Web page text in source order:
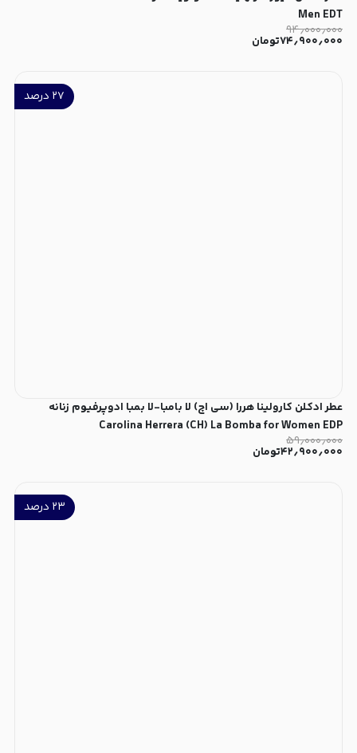
Men EDT
۹۴٫۰۰۰٫۰۰۰
۷۴٫۹۰۰٫۰۰۰تومان
۲۷ درصد
عطر ادکلن کارولینا هررا (سی اچ) لا بامبا-لا بمبا ادوپرفیوم زنانه
Carolina Herrera (CH) La Bomba for Women EDP
۵۹٫۰۰۰٫۰۰۰
۴۲٫۹۰۰٫۰۰۰تومان
۲۳ درصد